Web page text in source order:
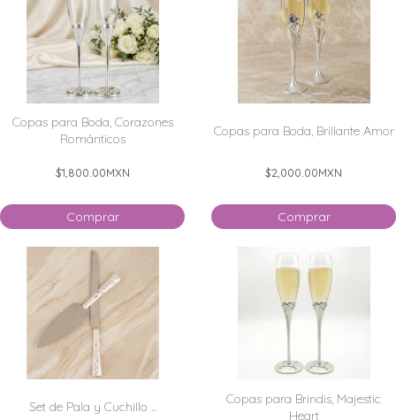
Copas para Boda, Corazones
Románticos
$1,800.00MXN
Comprar
Copas para Boda, Brillante Amor
$2,000.00MXN
Comprar
Set de Pala y Cuchillo ...
Copas para Brindis, Majestic
Heart